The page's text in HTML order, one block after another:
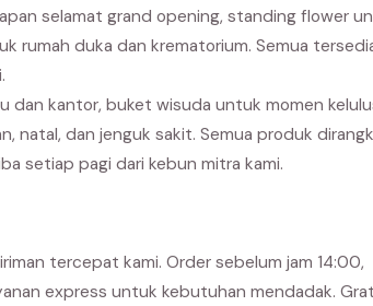
selamat grand opening, standing flower
rumah duka dan krematorium. Semua
dan kantor, buket wisuda untuk momen
natal, dan jenguk sakit. Semua produk
setiap pagi dari kebun mitra kami.
tercepat kami. Order sebelum jam 14:00,
express untuk kebutuhan mendadak.